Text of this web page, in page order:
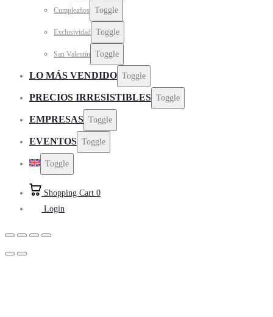
Cumpleaños Toggle
Exclusividad Toggle
San Valentín Toggle
LO MÁS VENDIDO Toggle
PRECIOS IRRESISTIBLES Toggle
EMPRESAS Toggle
EVENTOS Toggle
Toggle
Shopping Cart 0
Login